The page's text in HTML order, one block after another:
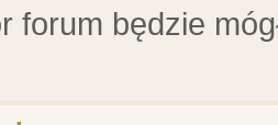
forum będzie